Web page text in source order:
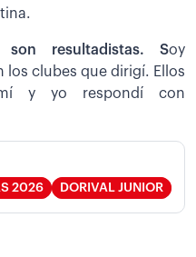
son resultadistas. Soy
los clubes que dirigí. Ellos
y yo respondí con
2026 DORIVAL JUNIOR